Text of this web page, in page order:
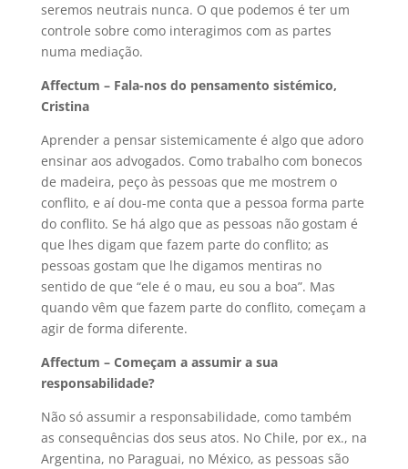
seremos neutrais nunca. O que podemos é ter um
controle sobre como interagimos com as partes
numa mediação.
Affectum – Fala-nos do pensamento sistémico,
Cristina
Aprender a pensar sistemicamente é algo que adoro
ensinar aos advogados. Como trabalho com bonecos
de madeira, peço às pessoas que me mostrem o
conflito, e aí dou-me conta que a pessoa forma parte
do conflito. Se há algo que as pessoas não gostam é
que lhes digam que fazem parte do conflito; as
pessoas gostam que lhe digamos mentiras no
sentido de que “ele é o mau, eu sou a boa”. Mas
quando vêm que fazem parte do conflito, começam a
agir de forma diferente.
Affectum – Começam a assumir a sua
responsabilidade?
Não só assumir a responsabilidade, como também
as consequências dos seus atos. No Chile, por ex., na
Argentina, no Paraguai, no México, as pessoas são